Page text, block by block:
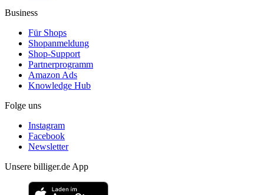
Business
Für Shops
Shopanmeldung
Shop-Support
Partnerprogramm
Amazon Ads
Knowledge Hub
Folge uns
Instagram
Facebook
Newsletter
Unsere billiger.de App